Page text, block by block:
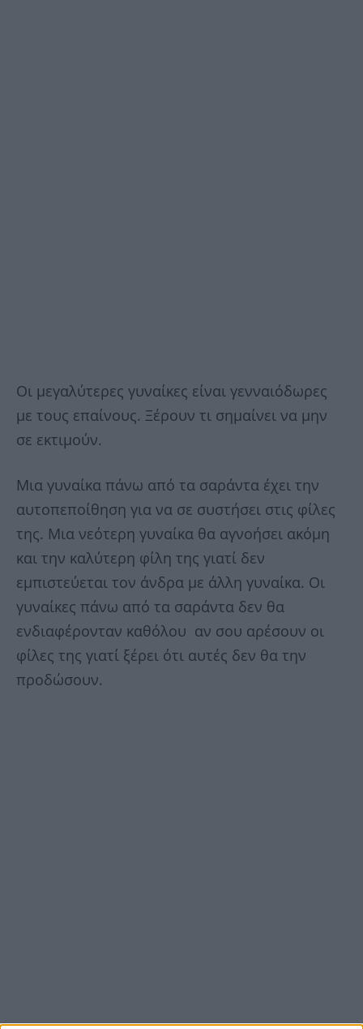
Οι μεγαλύτερες γυναίκες είναι γενναιόδωρες
με τους επαίνους. Ξέρουν τι σημαίνει να μην
σε εκτιμούν.
Μια γυναίκα πάνω από τα σαράντα έχει την
αυτοπεποίθηση για να σε συστήσει στις φίλες
της. Μια νεότερη γυναίκα θα αγνοήσει ακόμη
και την καλύτερη φίλη της γιατί δεν
εμπιστεύεται τον άνδρα με άλλη γυναίκα. Οι
γυναίκες πάνω από τα σαράντα δεν θα
ενδιαφέρονταν καθόλου αν σου αρέσουν οι
φίλες της γιατί ξέρει ότι αυτές δεν θα την
προδώσουν.